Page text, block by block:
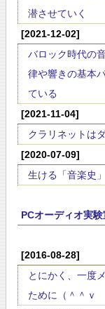
潜させていく
[2021-12-02]
バロック時代の
律や響きの基本
ている
[2021-11-04]
クラリネットは
[2020-07-09]
生ける「音楽史
PCオーディオ実験
[2016-08-28]
とにかく、一度
ために（＾＾ｖ